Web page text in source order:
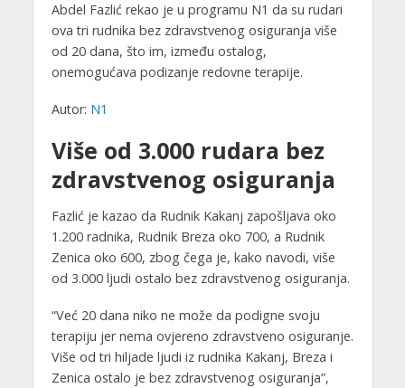
Abdel Fazlić rekao je u programu N1 da su rudari
ova tri rudnika bez zdravstvenog osiguranja više
od 20 dana, što im, između ostalog,
onemogućava podizanje redovne terapije.
Autor: N1
Više od 3.000 rudara bez
zdravstvenog osiguranja
Fazlić je kazao da Rudnik Kakanj zapošljava oko
1.200 radnika, Rudnik Breza oko 700, a Rudnik
Zenica oko 600, zbog čega je, kako navodi, više
od 3.000 ljudi ostalo bez zdravstvenog osiguranja.
“Već 20 dana niko ne može da podigne svoju
terapiju jer nema ovjereno zdravstveno osiguranje.
Više od tri hiljade ljudi iz rudnika Kakanj, Breza i
Zenica ostalo je bez zdravstvenog osiguranja”,